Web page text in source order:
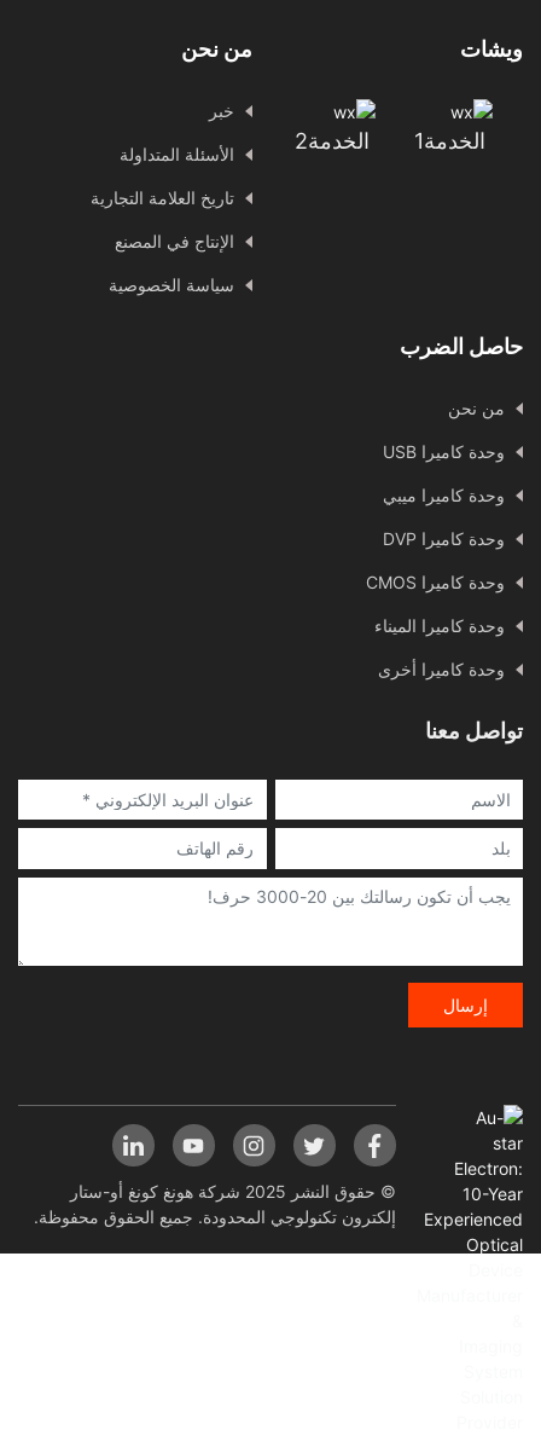
ويشات
الخدمة1 الخدمة2
من نحن
خبر
الأسئلة المتداولة
تاريخ العلامة التجارية
الإنتاج في المصنع
سياسة الخصوصية
حاصل الضرب
من نحن
وحدة كاميرا USB
وحدة كاميرا ميبي
وحدة كاميرا DVP
وحدة كاميرا CMOS
وحدة كاميرا الميناء
وحدة كاميرا أخرى
تواصل معنا
إرسال
© حقوق النشر 2025 شركة هونغ كونغ أو-ستار
إلكترون تكنولوجي المحدودة. جميع الحقوق محفوظة.